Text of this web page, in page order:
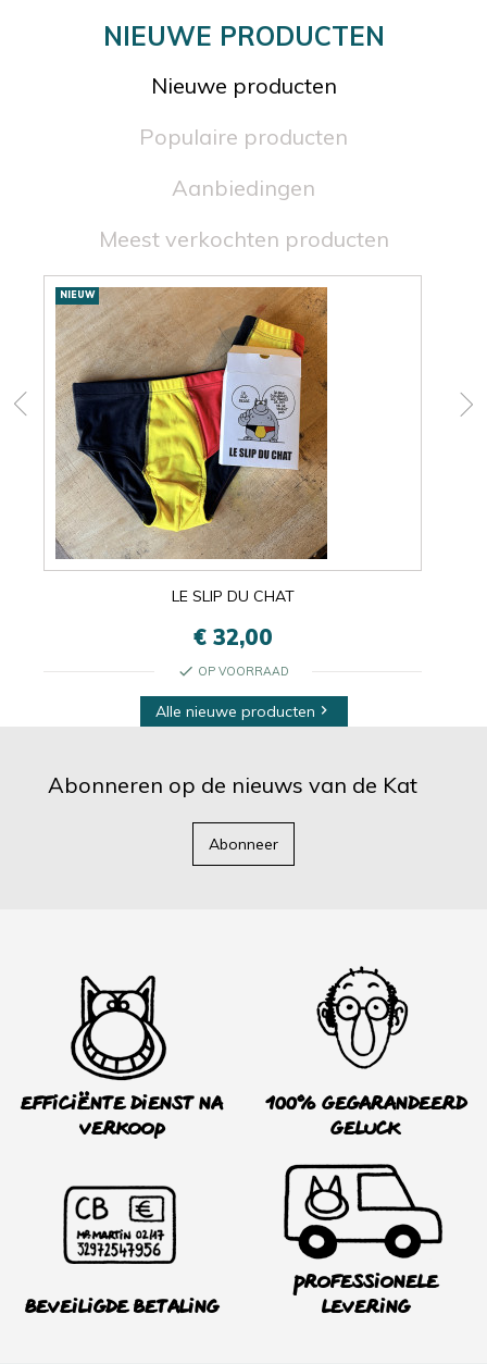
NIEUWE PRODUCTEN
Nieuwe producten
Populaire producten
Aanbiedingen
Meest verkochten producten
Nieuwe
producten
NIEUW
LE SLIP DU CHAT
€ 32,00
check OP VOORRAAD
Alle nieuwe producten 
Abonneren op de nieuws van de Kat
Abonneer
Efficiënte dienst na
verkoop
100% Gegarandeerd
Geluck
Beveiligde betaling
Professionele
levering